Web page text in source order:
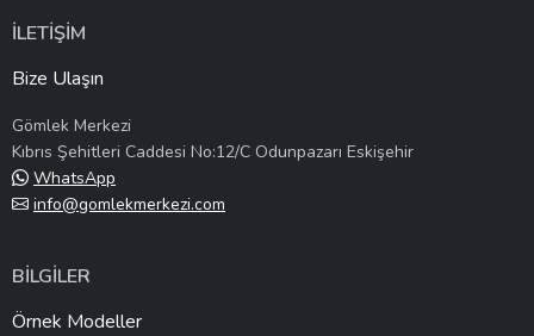
İLETİŞİM
Bize Ulaşın
Gömlek Merkezi
Kıbrıs Şehitleri Caddesi No:12/C Odunpazarı Eskişehir
WhatsApp
info@gomlekmerkezi.com
BİLGİLER
Örnek Modeller